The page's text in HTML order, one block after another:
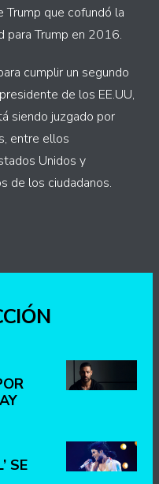
Trump que cofundó la
para Trump en 2016.
cumplir un segundo
de los EE.UU,
siendo juzgado por
entre ellos
Unidos y
de los ciudadanos.
SE